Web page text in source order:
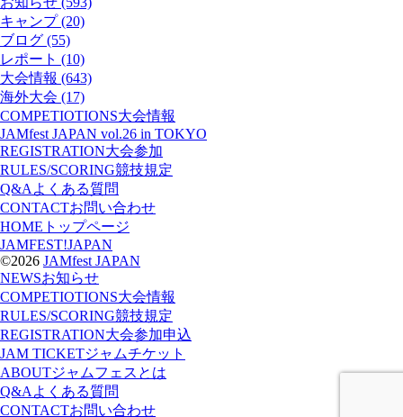
キャンプ (20)
ブログ (55)
レポート (10)
大会情報 (643)
海外大会 (17)
COMPETIOTIONS大会情報
JAMfest JAPAN vol.26 in TOKYO
REGISTRATION大会参加
RULES/SCORING競技規定
Q&A よくある質問
CONTACTお問い合わせ
HOME トップページ
JAMFEST!JAPAN
©2026 JAMfest JAPAN
NEWSお知らせ
COMPETIOTIONS大会情報
RULES/SCORING競技規定
REGISTRATION大会参加申込
JAM TICKETジャムチケット
ABOUTジャムフェスとは
Q&A よくある質問
CONTACTお問い合わせ